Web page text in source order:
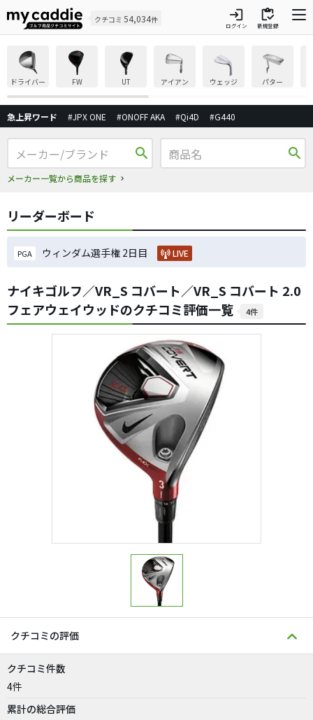
クチコミ 54,034件 login
ログイン
inventory
新規登録
ドライバー FW UT アイアン ウェッジ パター
急上昇ワード #JPX ONE #ONOFF AKA #Qi4D #G440
search
メーカー一覧から商品を探す
search
リーダーボード
PGA ウィンダム選手権 2日目 LIVE
ナイキゴルフ／VR_S コバート／VR_S コバート 2.0
フェアウェイウッドのクチコミ評価一覧
4件
クチコミの評価
クチコミ件数
4件
累計の総合評価